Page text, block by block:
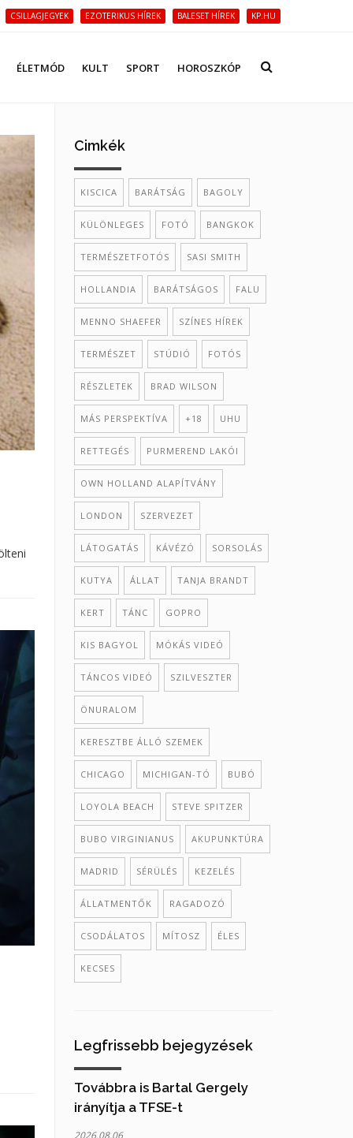
CSILLAGJEGYEK EZOTERIKUS HÍREK BALESET HÍREK KP.HU
ÉLETMÓD KULT SPORT HOROSZKÓP
Cimkék
KISCICA BARÁTSÁG BAGOLY
KÜLÖNLEGES FOTÓ BANGKOK
TERMÉSZETFOTÓS SASI SMITH
HOLLANDIA BARÁTSÁGOS FALU
MENNO SHAEFER SZÍNES HÍREK
TERMÉSZET STÚDIÓ FOTÓS
RÉSZLETEK BRAD WILSON
MÁS PERSPEKTÍVA +18 UHU
RETTEGÉS PURMEREND LAKÓI
OWN HOLLAND ALAPÍTVÁNY
LONDON SZERVEZET
LÁTOGATÁS KÁVÉZÓ SORSOLÁS
KUTYA ÁLLAT TANJA BRANDT
KERT TÁNC GOPRO
KIS BAGYOL MÓKÁS VIDEÓ
TÁNCOS VIDEÓ SZILVESZTER
ÖNURALOM
KERESZTBE ÁLLÓ SZEMEK
CHICAGO MICHIGAN-TÓ BUBÓ
LOYOLA BEACH STEVE SPITZER
BUBO VIRGINIANUS AKUPUNKTÚRA
MADRID SÉRÜLÉS KEZELÉS
ÁLLATMENTŐK RAGADOZÓ
CSODÁLATOS MÍTOSZ ÉLES
KECSES
Legfrissebb bejegyzések
Továbbra is Bartal Gergely
irányítja a TFSE-t
2026.08.06